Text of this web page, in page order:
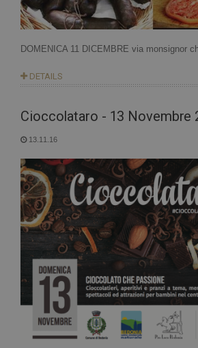
DOMENICA 11 DICEMBRE via monsignor
DETAILS
Cioccolataro - 13 Novembre
13.11.16